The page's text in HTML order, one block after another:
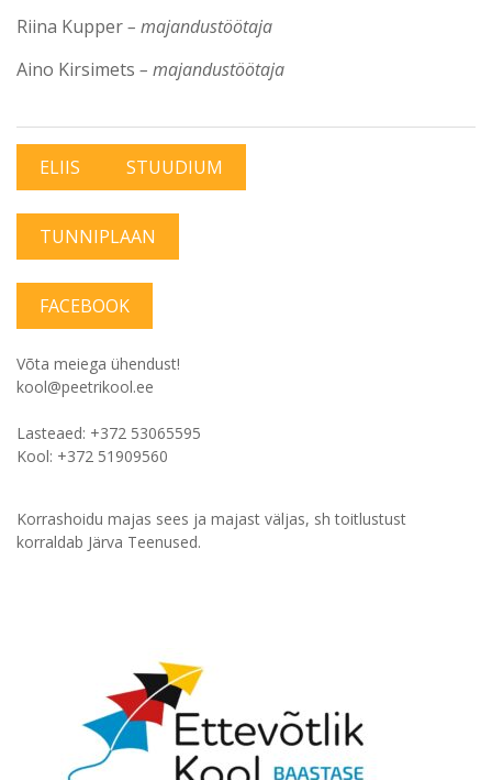
Riina Kupper– majandustöötaja
Aino Kirsimets – majandustöötaja
ELIIS STUUDIUM
TUNNIPLAAN
FACEBOOK
Võta meiega ühendust!
kool@peetrikool.ee
Lasteaed: +372 53065595
Kool: +372 51909560
Korrashoidu majas sees ja majast väljas, sh toitlustust
korraldab Järva Teenused.